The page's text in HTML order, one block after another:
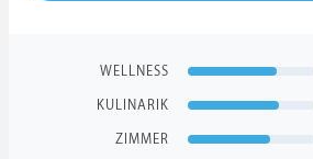
WELLNESS
KULINARIK
ZIMMER